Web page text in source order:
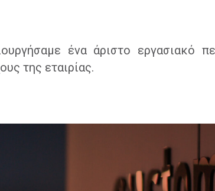
ένα άριστο εργασιακό
της εταιρίας.